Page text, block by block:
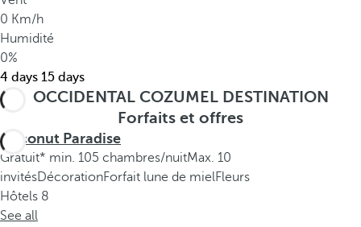
0 Km/h
Humidité
0%
4 days 15 days
OCCIDENTAL COZUMEL DESTINATION
Forfaits et offres
Coconut Paradise
Gratuit* min. 105 chambres/nuitMax. 10
invitésDécorationForfait lune de mielFleurs
Hôtels 8
See all